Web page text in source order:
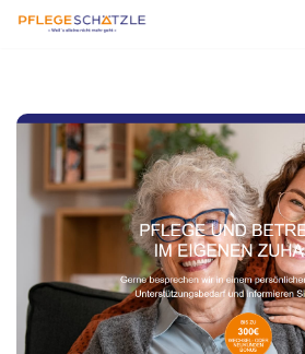
springen
Bischofsheim